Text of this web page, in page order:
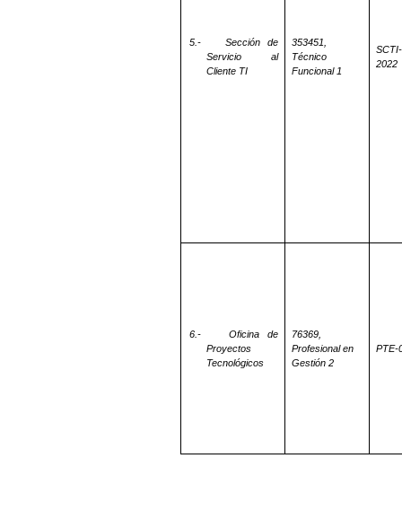
5.-
Sección de
Servicio al
Cliente TI
353451,
Técnico
Funcional 1
2022
6.-
Oficina de
Proyectos
Tecnológicos
76369,
Profesional en
Gestión 2
PTE-